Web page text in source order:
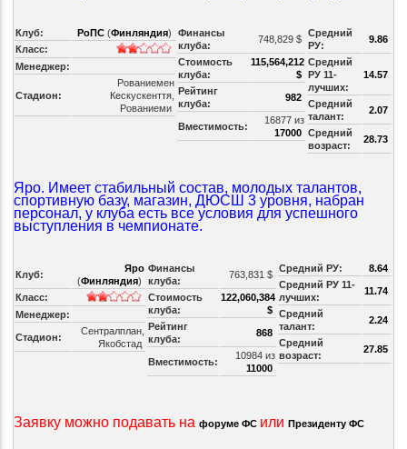
Клуб: РоПС(Финляндия)
Класс:
Менеджер:
Стадион:
Рованиемен
Кескускенття,
Рованиеми
Финансы
клуба:
748,829 $
Стоимость
клуба:
115,564,212
$
Рейтинг
клуба:
982
Вместимость:
16877 из
17000
Средний
РУ:
9.86
Средний
РУ 11-
лучших:
14.57
Средний
талант:
2.07
Средний
возраст:
28.73
Яро. Имеет стабильный состав, молодых талантов,
спортивную базу, магазин, ДЮСШ 3 уровня, набран
персонал, у клуба есть все условия для успешного
выступления в чемпионате.
Клуб:
Яро
(Финляндия)
Класс:
Менеджер:
Стадион:
Сентралплан,
Якобстад
Финансы
клуба:
763,831 $
Стоимость
клуба:
122,060,384
$
Рейтинг
клуба:
868
Вместимость:
10984 из
11000
Средний РУ:
8.64
Средний РУ 11-
лучших:
11.74
Средний
талант:
2.24
Средний
возраст:
27.85
Заявку можно подавать на форуме ФС или Президенту ФС